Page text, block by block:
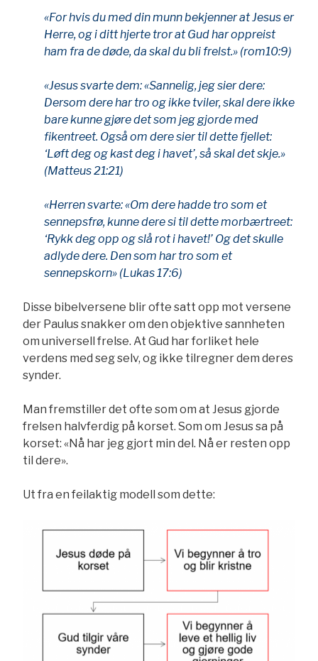
«For hvis du med din munn bekjenner at Jesus er
Herre, og i ditt hjerte tror at Gud har oppreist
ham fra de døde, da skal du bli frelst.» (rom10:9)
«Jesus svarte dem: «Sannelig, jeg sier dere:
Dersom dere har tro og ikke tviler, skal dere ikke
bare kunne gjøre det som jeg gjorde med
fikentreet. Også om dere sier til dette fjellet:
‘Løft deg og kast deg i havet’, så skal det skje.»
(Matteus 21:21)
«Herren svarte: «Om dere hadde tro som et
sennepsfrø, kunne dere si til dette morbærtreet:
‘Rykk deg opp og slå rot i havet!’ Og det skulle
adlyde dere. Den som har tro som et
sennepskorn» (Lukas 17:6)
Disse bibelversene blir ofte satt opp mot versene
der Paulus snakker om den objektive sannheten
om universell frelse. At Gud har forliket hele
verdens med seg selv, og ikke tilregner dem deres
synder.
Man fremstiller det ofte som om at Jesus gjorde
frelsen halvferdig på korset. Som om Jesus sa på
korset: «Nå har jeg gjort min del. Nå er resten opp
til dere».
Ut fra en feilaktig modell som dette: